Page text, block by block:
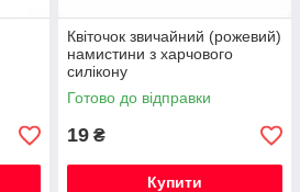
Квіточок звичайний (рожевий)
намистини з харчового
силікону
Готово до відправки
19 ₴
Купити